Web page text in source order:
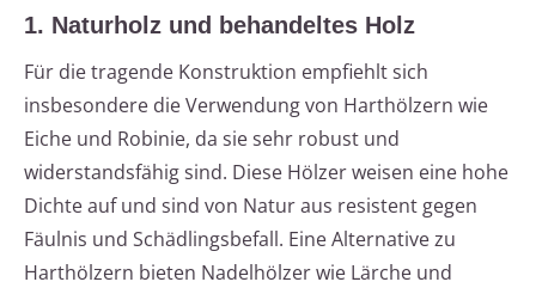
1. Naturholz und behandeltes Holz
Für die tragende Konstruktion empfiehlt sich
insbesondere die Verwendung von Harthölzern wie
Eiche und Robinie, da sie sehr robust und
widerstandsfähig sind. Diese Hölzer weisen eine hohe
Dichte auf und sind von Natur aus resistent gegen
Fäulnis und Schädlingsbefall. Eine Alternative zu
Harthölzern bieten Nadelhölzer wie Lärche und